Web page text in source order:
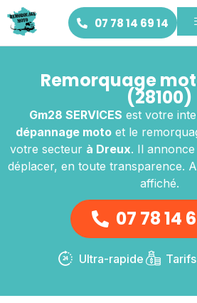
07 78 14 69 14
Remorquage
(28100)
Gm28 SERVICES est votre
dépannage motoet le
votre secteur à Dreux. Il
déplacer, en toute transparence.
affiché.
07 78 14
Ultra-rapide